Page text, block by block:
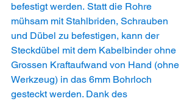
befestigt werden. Statt die Rohre
mühsam mit Stahlbriden, Schrauben
und Dübel zu befestigen, kann der
Steckdübel mit dem Kabelbinder ohne
Grossen Kraftaufwand von Hand (ohne
Werkzeug) in das 6mm Bohrloch
gesteckt werden. Dank des